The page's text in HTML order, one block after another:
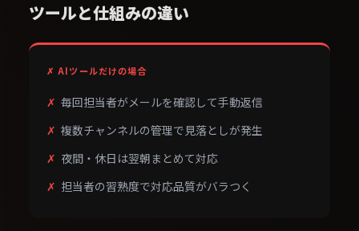
ツールと仕組みの違い
✗ AIツールだけの場合
毎回担当者がメールを確認して手動返信
複数チャンネルの管理で見落としが発生
夜間・休日は翌朝まとめて対応
担当者の習熟度で対応品質がバラつく